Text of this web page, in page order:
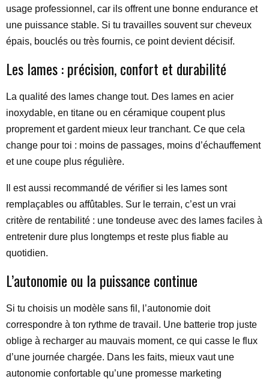
usage professionnel, car ils offrent une bonne endurance et
une puissance stable. Si tu travailles souvent sur cheveux
épais, bouclés ou très fournis, ce point devient décisif.
Les lames : précision, confort et durabilité
La qualité des lames change tout. Des lames en acier
inoxydable, en titane ou en céramique coupent plus
proprement et gardent mieux leur tranchant. Ce que cela
change pour toi : moins de passages, moins d’échauffement
et une coupe plus régulière.
Il est aussi recommandé de vérifier si les lames sont
remplaçables ou affûtables. Sur le terrain, c’est un vrai
critère de rentabilité : une tondeuse avec des lames faciles à
entretenir dure plus longtemps et reste plus fiable au
quotidien.
L’autonomie ou la puissance continue
Si tu choisis un modèle sans fil, l’autonomie doit
correspondre à ton rythme de travail. Une batterie trop juste
oblige à recharger au mauvais moment, ce qui casse le flux
d’une journée chargée. Dans les faits, mieux vaut une
autonomie confortable qu’une promesse marketing